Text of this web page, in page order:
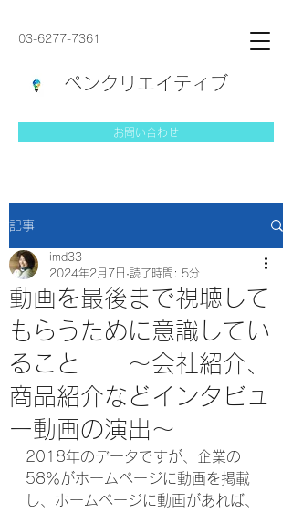
03-6277-7361
ペンクリエイティブ
お問い合わせ
記事
動画を最後まで視聴して
もらうために意識してい
ること ～会社紹介、
商品紹介などインタビュ
ー動画の演出～
imd33
2024年2月7日 読了時間: 5分
2018年のデータですが、企業の
58％がホームページに動画を掲載
し、ホームページに動画があれば、